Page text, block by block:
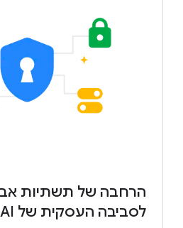
הרחבה של תשתיות
לסביבה העסקית של AI